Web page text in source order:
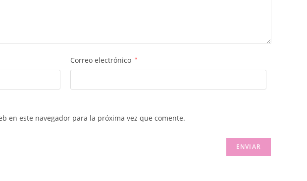
Correo electrónico *
en este navegador para la próxima vez que comente.